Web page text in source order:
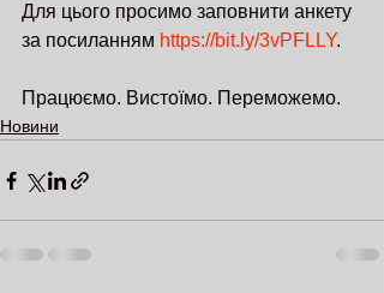
Для цього просимо заповнити анкету
за посиланням https://bit.ly/3vPFLLY.
Працюємо. Вистоїмо. Переможемо.
Новини